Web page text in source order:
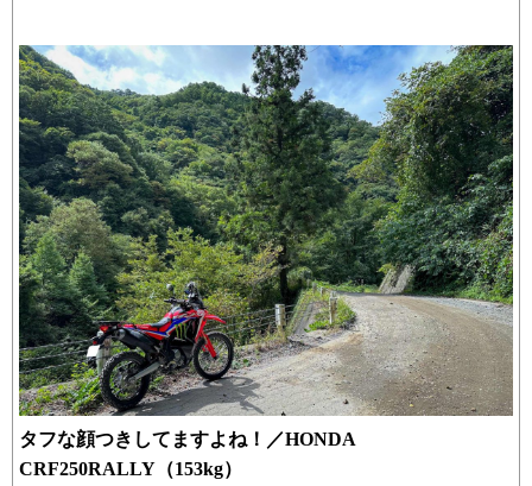
タフな顔つきしてますよね！／HONDA
CRF250RALLY（153kg）